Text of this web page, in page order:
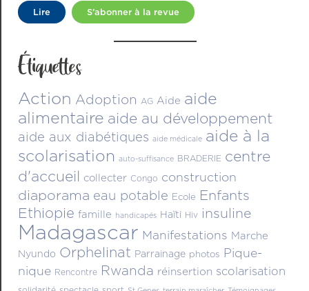
Lire S’abonner à la revue
Étiquettes
Action Adoption AG Aide aide
alimentaire aide au développement
aide aux diabétiques aide médicale aide à la
scolarisation auto-suffisance BRADERIE centre
d'accueil collecter Congo construction
diaporama eau potable Ecole Enfants
Ethiopie famille handicapés Haïti Hiv insuline
Madagascar Manifestations Marche
Nyundo Orphelinat Parrainage photos Pique-
nique Rencontre Rwanda réinsertion scolarisation